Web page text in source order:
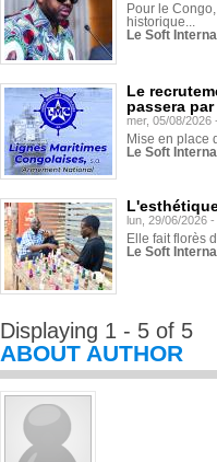
Pour le
historique...
Le Soft
Le
passera
mer, 05/08/2026
Mise en place
Le Soft
lun, 29/06/2026
Elle fait florès
Le Soft
Displaying 1 - 5 of 5
ABOUT AUTHOR